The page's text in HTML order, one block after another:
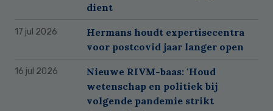
dient
17 jul 2026
Hermans houdt expertisecentra
voor postcovid jaar langer open
16 jul 2026
Nieuwe RIVM-baas: 'Houd
wetenschap en politiek bij
volgende pandemie strikt